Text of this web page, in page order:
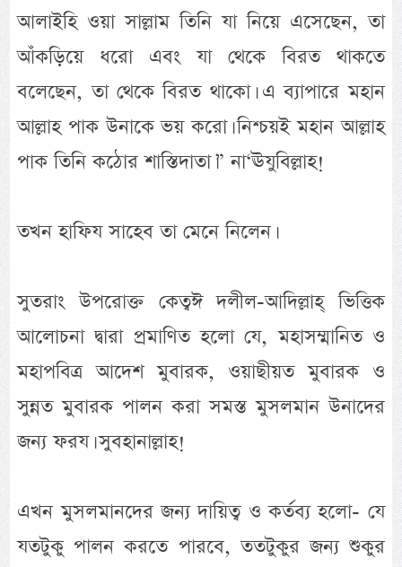
আলাইহি ওয়া সাল্লাম তিনি যা নিয়ে এসেছেন, তা
আঁকড়িয়ে ধরো এবং যা থেকে বিরত থাকতে
বলেছেন, তা থেকে বিরত থাকো। এ ব্যাপারে মহান
আল্লাহ পাক উনাকে ভয় করো। নিশ্চয়ই মহান আল্লাহ
পাক তিনি কঠোর শাস্তিদাতা।” না‘ঊযুবিল্লাহ!
তখন হাফিয সাহেব তা মেনে নিলেন।
সুতরাং উপরোক্ত কেত্বঈ দলীল-আদিল্লাহ্ ভিত্তিক
আলোচনা দ্বারা প্রমাণিত হলো যে, মহাসম্মানিত ও
মহাপবিত্র আদেশ মুবারক, ওয়াছীয়ত মুবারক ও
সুন্নত মুবারক পালন করা সমস্ত মুসলমান উনাদের
জন্য ফরয। সুবহানাল্লাহ!
এখন মুসলমানদের জন্য দায়িত্ব ও কর্তব্য হলো- যে
যতটুকু পালন করতে পারবে, ততটুকুর জন্য শুকুর